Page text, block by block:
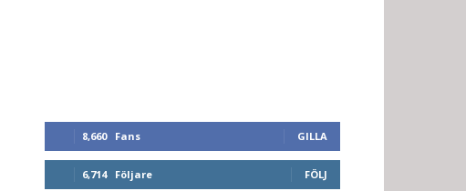
8,660 Fans GILLA
6,714 Följare FÖLJ